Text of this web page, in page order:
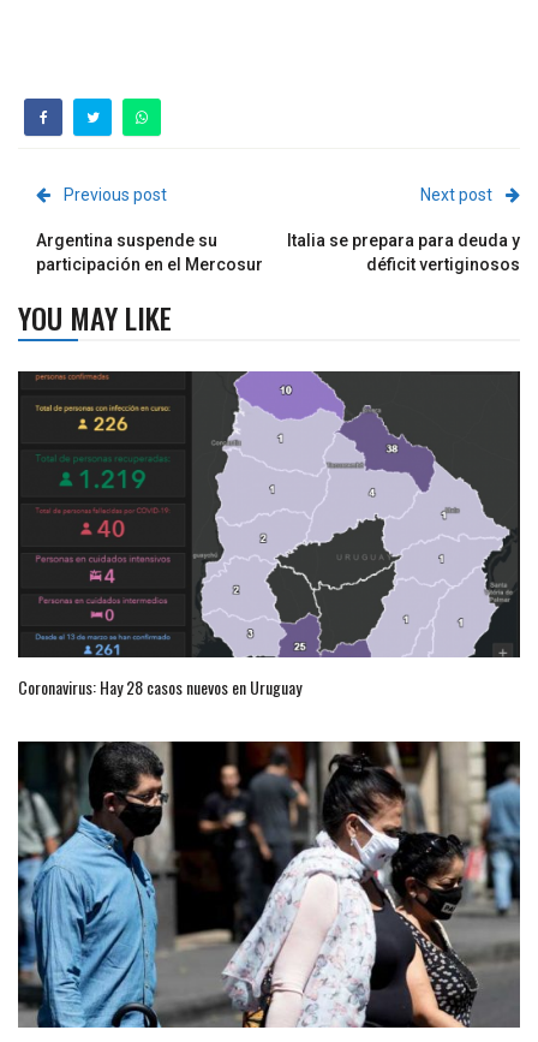
Previous post
Argentina suspende su
participación en el Mercosur
Next post
Italia se prepara para deuda y
déficit vertiginosos
YOU MAY LIKE
Coronavirus: Hay 28 casos nuevos en Uruguay